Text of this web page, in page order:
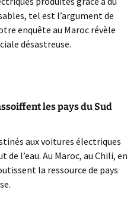
tel est l’argument de
enquête au Maroc révèle
désastreuse.
les pays du Sud
aux voitures électriques
de l’eau. Au Maroc, au Chili, en
la ressource de pays